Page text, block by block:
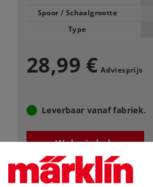
Spoor / Schaalgrootte
Type
28,99 € Adviesprijs
Leverbaar vanaf fabriek.
Webwinkel
Dealer zoeken